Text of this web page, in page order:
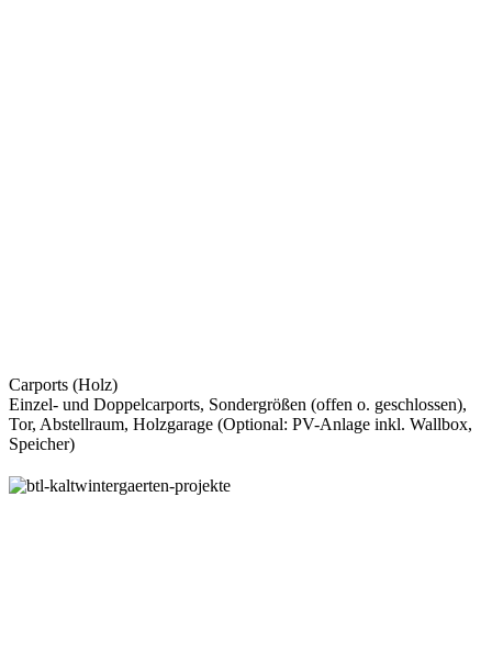
Carports (Holz)
Einzel- und Doppelcarports, Sondergrößen (offen o. geschlossen),
Tor, Abstellraum, Holzgarage (Optional: PV-Anlage inkl. Wallbox,
Speicher)